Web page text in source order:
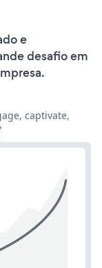
e
desafio em
captivate,